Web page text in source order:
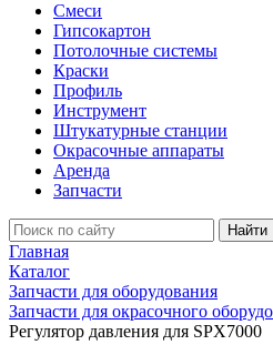
Смеси
Гипсокартон
Потолочные системы
Краски
Профиль
Инструмент
Штукатурные станции
Окрасочные аппараты
Аренда
Запчасти
Найти
Главная
Каталог
Запчасти для оборудования
Запчасти для окрасочного
Регулятор давления для SPX7000